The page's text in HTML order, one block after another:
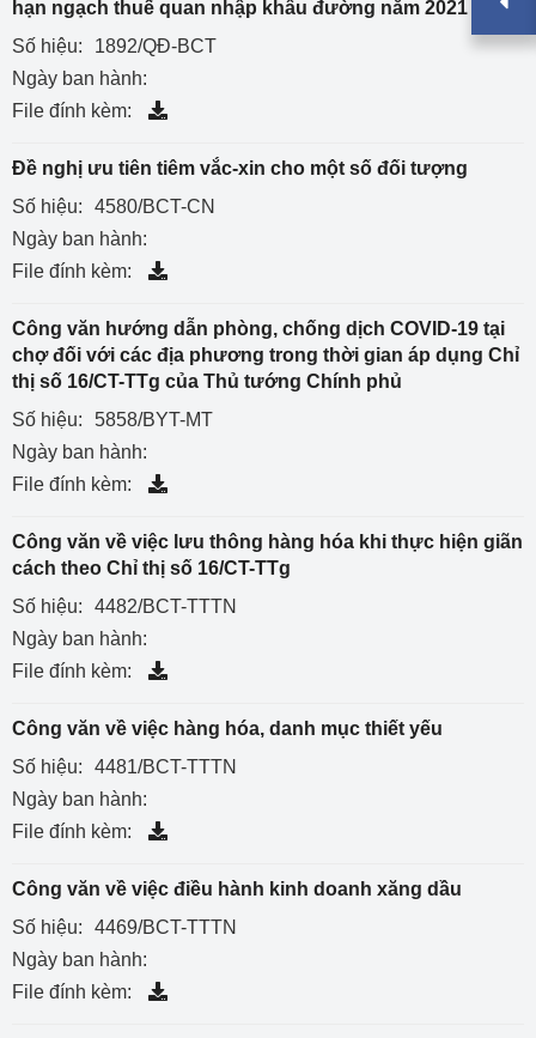
hạn ngạch thuế quan nhập khẩu đường năm 2021
Số hiệu:
1892/QĐ-BCT
Ngày ban hành:
File đính kèm:
Đề nghị ưu tiên tiêm vắc-xin cho một số đối tượng
Số hiệu:
4580/BCT-CN
Ngày ban hành:
File đính kèm:
Công văn hướng dẫn phòng, chống dịch COVID-19 tại
chợ đối với các địa phương trong thời gian áp dụng Chỉ
thị số 16/CT-TTg của Thủ tướng Chính phủ
Số hiệu:
5858/BYT-MT
Ngày ban hành:
File đính kèm:
Công văn về việc lưu thông hàng hóa khi thực hiện giãn
cách theo Chỉ thị số 16/CT-TTg
Số hiệu:
4482/BCT-TTTN
Ngày ban hành:
File đính kèm:
Công văn về việc hàng hóa, danh mục thiết yếu
Số hiệu:
4481/BCT-TTTN
Ngày ban hành:
File đính kèm:
Công văn về việc điều hành kinh doanh xăng dầu
Số hiệu:
4469/BCT-TTTN
Ngày ban hành:
File đính kèm: